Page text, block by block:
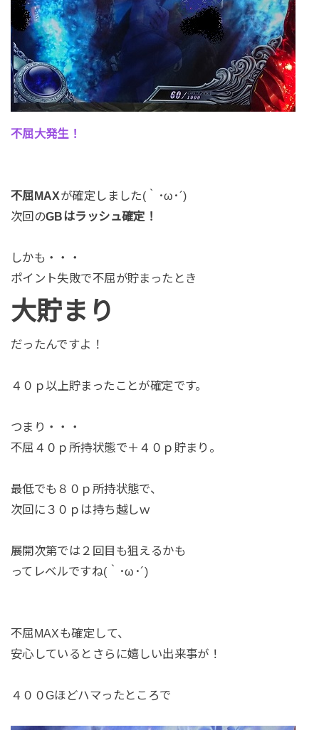
不屈大発生！
不屈MAXが確定しました(｀･ω･´)
次回のGBはラッシュ確定！
しかも・・・
ポイント失敗で不屈が貯まったとき
大貯まり
だったんですよ！
４０ｐ以上貯まったことが確定です。
つまり・・・
不屈４０ｐ所持状態で＋４０ｐ貯まり。
最低でも８０ｐ所持状態で、
次回に３０ｐは持ち越しｗ
展開次第では２回目も狙えるかも
ってレベルですね(｀･ω･´)
不屈MAXも確定して、
安心しているとさらに嬉しい出来事が！
４００Gほどハマったところで